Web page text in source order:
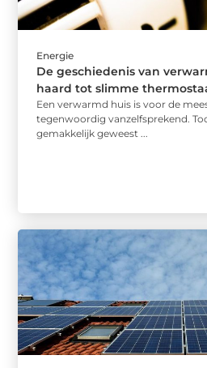
Energie
De geschiedenis van
haard tot slimme
Een verwarmd huis is voor de
tegenwoordig vanzelfsprekend.
gemakkelijk geweest ...